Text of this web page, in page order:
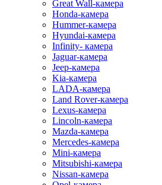
Great Wall-камера
Honda-камера
Hummer-камера
Hyundai-камера
Infinity- камера
Jaguar-камера
Jeep-камера
Kia-камера
LADA-камера
Land Rover-камера
Lexus-камера
Lincoln-камера
Mazda-камера
Mercedes-камера
Mini-камера
Mitsubishi-камера
Nissan-камера